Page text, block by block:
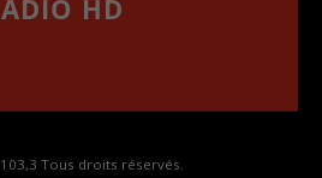
HD
Tous droits réservés.